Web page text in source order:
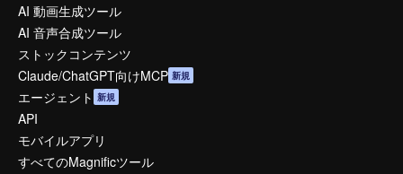
AI 動画生成ツール
AI 音声合成ツール
ストックコンテンツ
Claude/ChatGPT向けMCP 新規
エージェント 新規
API
モバイルアプリ
すべてのMagnificツール